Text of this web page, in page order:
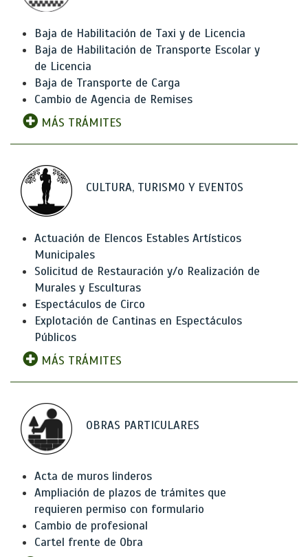
Baja de Habilitación de Taxi y de Licencia
Baja de Habilitación de Transporte Escolar y
de Licencia
Baja de Transporte de Carga
Cambio de Agencia de Remises
MÁS TRÁMITES
CULTURA, TURISMO Y EVENTOS
Actuación de Elencos Estables Artísticos
Municipales
Solicitud de Restauración y/o Realización de
Murales y Esculturas
Espectáculos de Circo
Explotación de Cantinas en Espectáculos
Públicos
MÁS TRÁMITES
OBRAS PARTICULARES
Acta de muros linderos
Ampliación de plazos de trámites que
requieren permiso con formulario
Cambio de profesional
Cartel frente de Obra